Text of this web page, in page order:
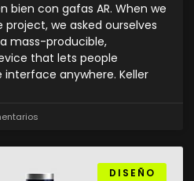
bien con gafas AR. When we
we asked ourselves
mass-producible,
that lets people
anywhere. Keller
DISEÑO